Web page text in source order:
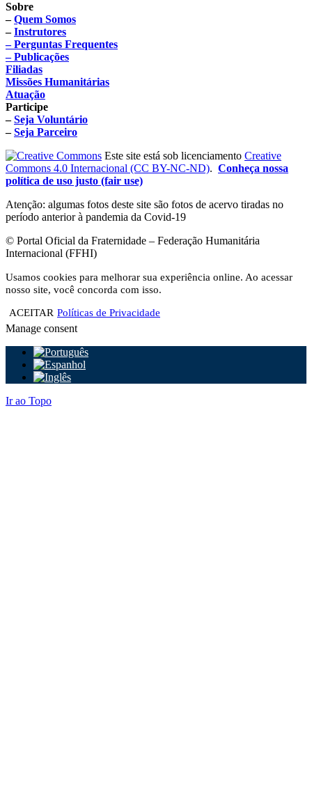
Sobre
–Quem Somos
–Instrutores
– Perguntas Frequentes
– Publicações
Filiadas
Missões Humanitárias
Atuação
Participe
–Seja Voluntário
–Seja Parceiro
Este site está sob licenciamento Creative
Commons 4.0 Internacional (CC BY-NC-ND). Conheça nossa
política de uso justo (fair use)
Atenção: algumas fotos deste site são fotos de acervo tiradas no
período anterior à pandemia da Covid-19
© Portal Oficial da Fraternidade – Federação Humanitária
Internacional (FFHI)
Usamos cookies para melhorar sua experiência online. Ao acessar
nosso site, você concorda com isso.
ACEITAR Políticas de Privacidade
Manage consent
Ir ao Topo